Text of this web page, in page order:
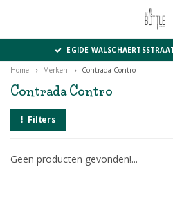
EGIDE
Home Merken Contrada Contro
Contrada Contro
Filters
Geen producten gevonden!...